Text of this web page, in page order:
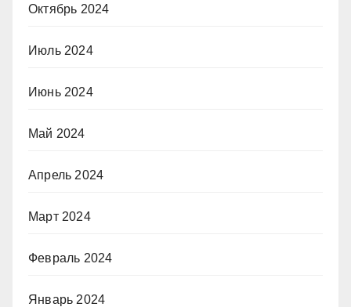
Октябрь 2024
Июль 2024
Июнь 2024
Май 2024
Апрель 2024
Март 2024
Февраль 2024
Январь 2024